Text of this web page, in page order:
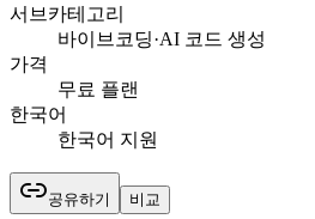
서브카테고리
바이브코딩·AI 코드 생성
가격
무료 플랜
한국어
한국어 지원
공유하기 비교